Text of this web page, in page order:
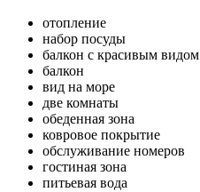
отопление
набор посуды
балкон с красивым видом
балкон
вид на море
две комнаты
обеденная зона
ковровое покрытие
обслуживание номеров
гостиная зона
питьевая вода